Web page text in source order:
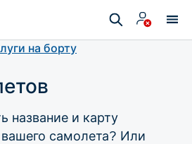
на борту
название и карту
самолета? Или